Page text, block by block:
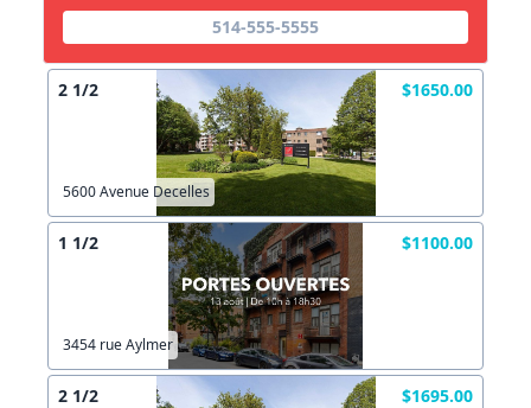
514-555-5555
2 1/2 $1650.00
5600 Avenue Decelles
1 1/2 $1100.00
3454 rue Aylmer
2 1/2 $1695.00